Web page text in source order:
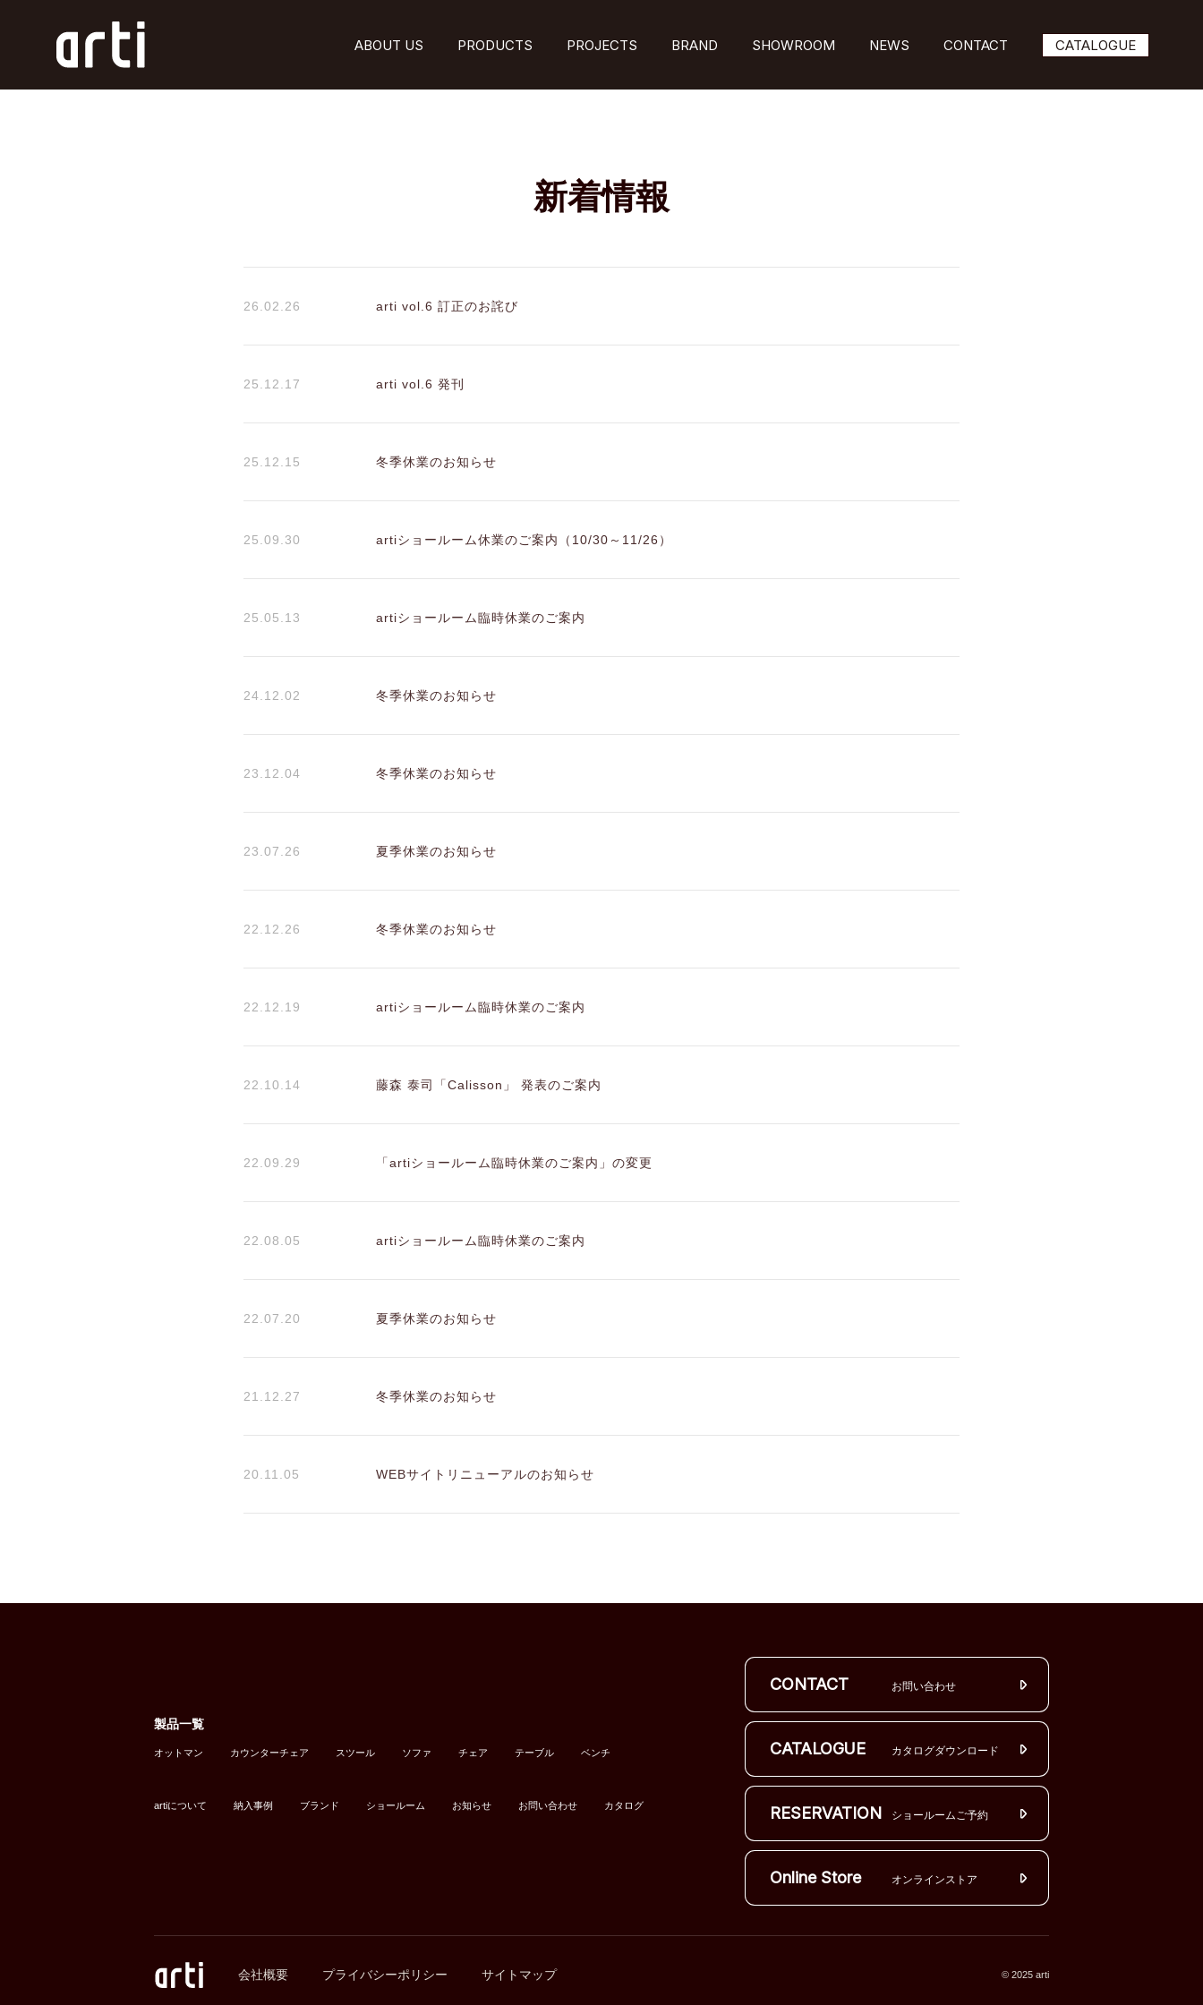
ABOUT US PRODUCTS PROJECTS BRAND SHOWROOM NEWS CONTACT CATALOGUE
新着情報
26.02.26 arti vol.6 訂正のお詫び
25.12.17 arti vol.6 発刊
25.12.15 冬季休業のお知らせ
25.09.30 artiショールーム休業のご案内（10/30～11/26）
25.05.13 artiショールーム臨時休業のご案内
24.12.02 冬季休業のお知らせ
23.12.04 冬季休業のお知らせ
23.07.26 夏季休業のお知らせ
22.12.26 冬季休業のお知らせ
22.12.19 artiショールーム臨時休業のご案内
22.10.14 藤森 泰司「Calisson」 発表のご案内
22.09.29 「artiショールーム臨時休業のご案内」の変更
22.08.05 artiショールーム臨時休業のご案内
22.07.20 夏季休業のお知らせ
21.12.27 冬季休業のお知らせ
20.11.05 WEBサイトリニューアルのお知らせ
製品一覧
オットマン カウンターチェア スツール ソファ チェア テーブル ベンチ
artiについて 納入事例 ブランド ショールーム お知らせ お問い合わせ カタログ
CONTACT お問い合わせ
CATALOGUE カタログダウンロード
RESERVATION ショールームご予約
Online Store オンラインストア
会社概要 プライバシーポリシー サイトマップ © 2025 arti